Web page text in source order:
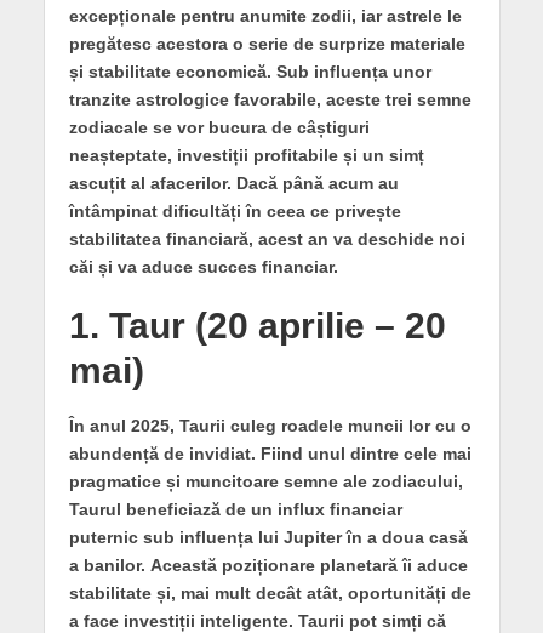
excepționale pentru anumite zodii, iar astrele le
pregătesc acestora o serie de surprize materiale
și stabilitate economică. Sub influența unor
tranzite astrologice favorabile, aceste trei semne
zodiacale se vor bucura de câștiguri
neașteptate, investiții profitabile și un simț
ascuțit al afacerilor. Dacă până acum au
întâmpinat dificultăți în ceea ce privește
stabilitatea financiară, acest an va deschide noi
căi și va aduce succes financiar.
1. Taur (20 aprilie – 20
mai)
În anul 2025, Taurii culeg roadele muncii lor cu o
abundență de invidiat. Fiind unul dintre cele mai
pragmatice și muncitoare semne ale zodiacului,
Taurul beneficiază de un influx financiar
puternic sub influența lui Jupiter în a doua casă
a banilor. Această poziționare planetară îi aduce
stabilitate și, mai mult decât atât, oportunități de
a face investiții inteligente. Taurii pot simți că